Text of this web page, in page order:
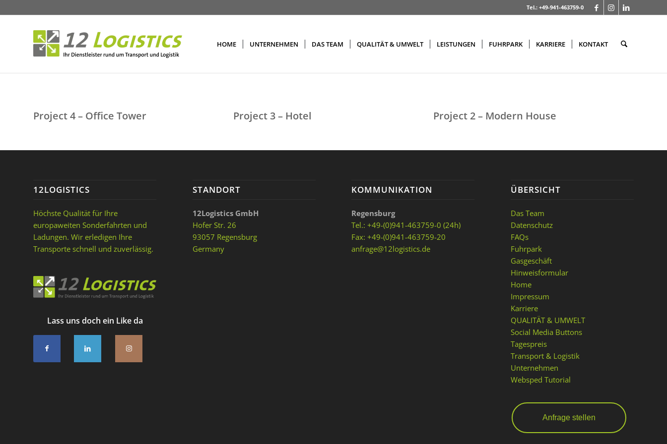
Tel.: +49-941-463759-0
HOME UNTERNEHMEN DAS TEAM QUALITÄT & UMWELT LEISTUNGEN FUHRPARK KARRIERE KONTAKT
Project 4 – Office Tower Project 3 – Hotel Project 2 – Modern House
12LOGISTICS
Höchste Qualität für Ihre
europaweiten Sonderfahrten und
Ladungen. Wir erledigen Ihre
Transporte schnell und zuverlässig.
Lass uns doch ein Like da
STANDORT
12Logistics GmbH
Hofer Str. 26
93057 Regensburg
Germany
KOMMUNIKATION
Regensburg
Tel.: +49-(0)941-463759-0 (24h)
Fax: +49-(0)941-463759-20
anfrage@12logistics.de
ÜBERSICHT
Das Team
Datenschutz
FAQs
Fuhrpark
Gasgeschäft
Hinweisformular
Home
Impressum
Karriere
QUALITÄT & UMWELT
Social Media Buttons
Tagespreis
Transport & Logistik
Unternehmen
Websped Tutorial
Anfrage stellen